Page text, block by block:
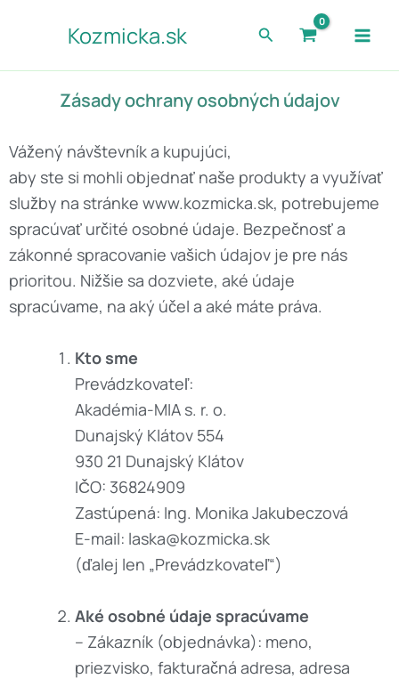
Kozmicka.sk Hľadať
Zásady ochrany osobných údajov
Vážený návštevník a kupujúci,
aby ste si mohli objednať naše produkty a využívať
služby na stránke www.kozmicka.sk, potrebujeme
spracúvať určité osobné údaje. Bezpečnosť a
zákonné spracovanie vašich údajov je pre nás
prioritou. Nižšie sa dozviete, aké údaje
spracúvame, na aký účel a aké máte práva.
Kto sme
Prevádzkovateľ:
Akadémia-MIA s. r. o.
Dunajský Klátov 554
930 21 Dunajský Klátov
IČO: 36824909
Zastúpená: Ing. Monika Jakubeczová
E-mail: laska@kozmicka.sk
(ďalej len „Prevádzkovateľ“)
Aké osobné údaje spracúvame
– Zákazník (objednávka): meno,
priezvisko, fakturačná adresa, adresa